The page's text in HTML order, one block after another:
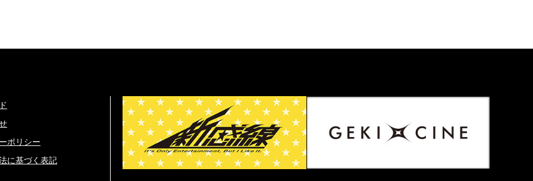
ポリシー
に基づく表記